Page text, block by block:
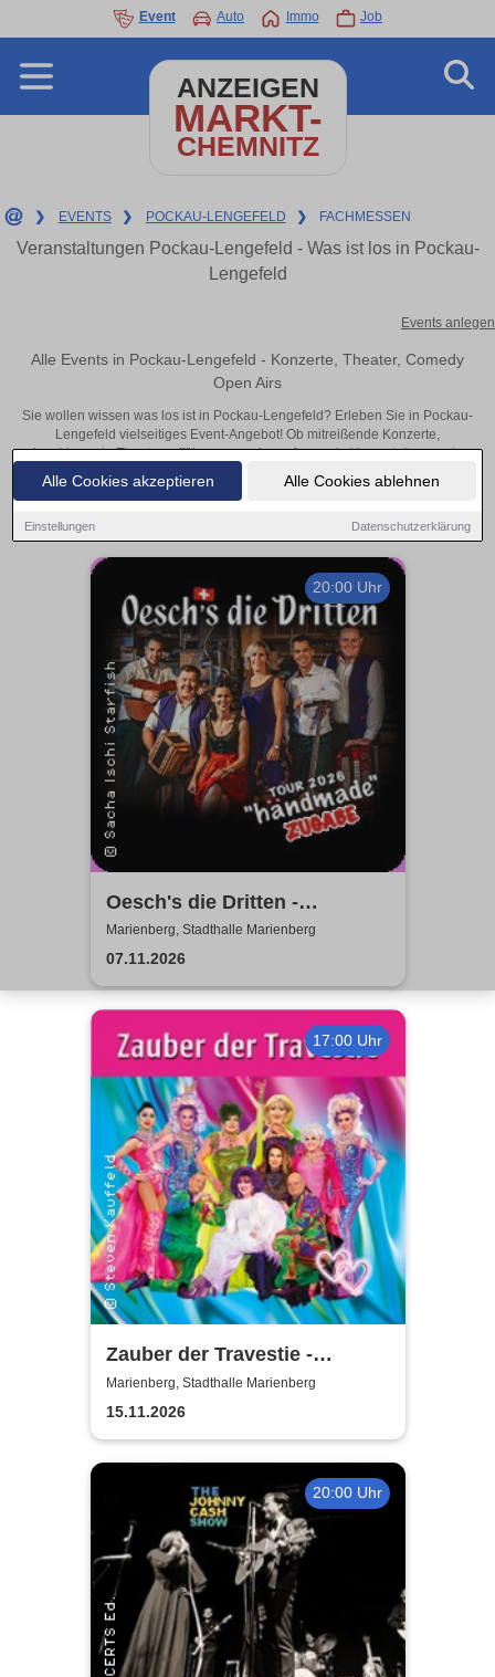
Alle Cookies akzeptieren Alle Cookies ablehnen
Einstellungen Datenschutzerklärung
Event Auto Immo Job
ANZEIGEN
MARKT-
CHEMNITZ
❯ EVENTS ❯ POCKAU-LENGEFELD ❯ FACHMESSEN
Veranstaltungen Pockau-Lengefeld - Was ist los in Pockau-
Lengefeld
Events anlegen
Alle Events in Pockau-Lengefeld - Konzerte, Theater, Comedy
Open Airs
Sie wollen wissen was los ist in Pockau-Lengefeld? Erleben Sie in Pockau-
Lengefeld vielseitiges Event-Angebot! Ob mitreißende Konzerte,
inspirierende Theateraufführungen oder aufregende Veranstaltungen in
Pockau-Lengefeld – hier finden alles im Überblick und Tickets.
20:00 Uhr
Oesch's die Dritten -
Händmade Tour 2025
Marienberg, Stadthalle Marienberg
07.11.2026
17:00 Uhr
Zauber der Travestie -
Fräulein Luise und ihr
Ensemble - das Original
Marienberg, Stadthalle Marienberg
15.11.2026
20:00 Uhr